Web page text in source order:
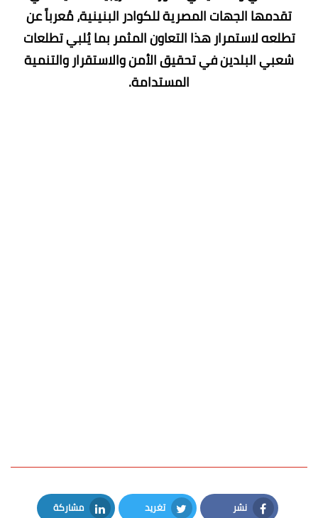
تقدمها الجهات المصرية للكوادر البنينية، مُعرباً عن
تطلعه لاستمرار هذا التعاون المثمر بما يُلبي تطلعات
شعبي البلدين في تحقيق الأمن والاستقرار والتنمية
المستدامة.
نشر تغريد مشاركة